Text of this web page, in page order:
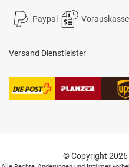
Paypal Vorauskasse
Versand Dienstleister
© Copyright 2026